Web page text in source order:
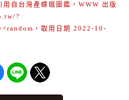
用自台灣產蝶蛾圖鑑，WWW 出版
?
，取用日期 2022-10-